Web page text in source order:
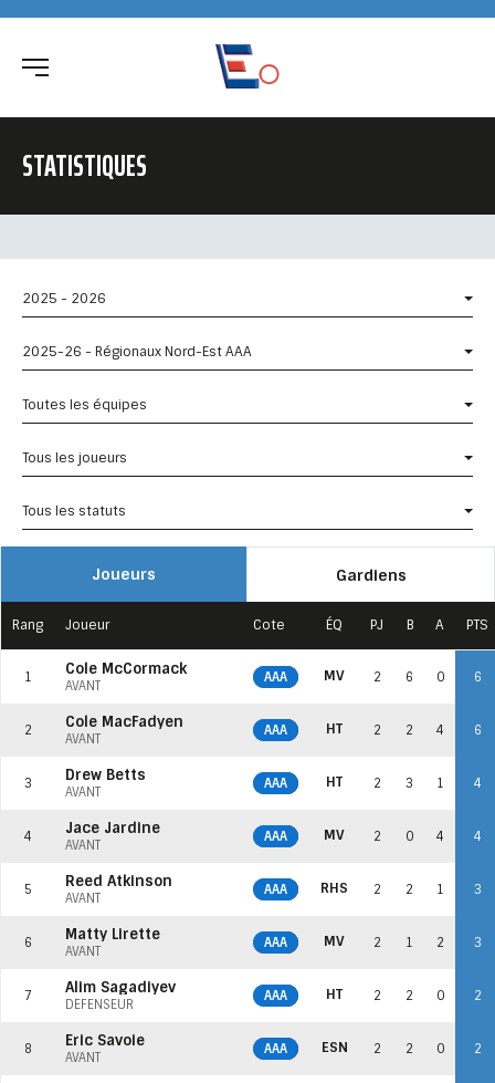
STATISTIQUES
2025 - 2026
2025-26 - Régionaux Nord-Est AAA
Toutes les équipes
Tous les joueurs
Tous les statuts
Joueurs Gardiens
Rang Joueur Cote ÉQ PJ B A PTS
1 Cole McCormack
AVANT
AAA MV 2 6 0 6
2 Cole MacFadyen
AVANT
AAA HT 2 2 4 6
3 Drew Betts
AVANT
AAA HT 2 3 1 4
4 Jace Jardine
AVANT
AAA MV 2 0 4 4
5 Reed Atkinson
AVANT
AAA RHS 2 2 1 3
6 Matty Lirette
AVANT
AAA MV 2 1 2 3
7 Alim Sagadiyev
DÉFENSEUR
AAA HT 2 2 0 2
8 Eric Savoie
AVANT
AAA ESN 2 2 0 2